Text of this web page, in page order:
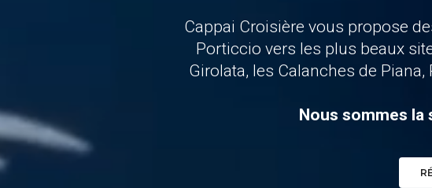
Cappai Croisière vous propose
Porticcio vers les plus beaux
Girolata, les Calanches de
Nous sommes la